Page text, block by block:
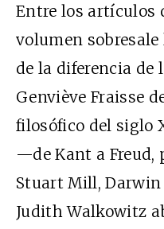
Entre los artículos
volumen
de la diferencia de
Genviève Fraisse
filosófico del siglo
—de Kant a Freud,
Stuart Mill, Darwin
Judith Walkowitz